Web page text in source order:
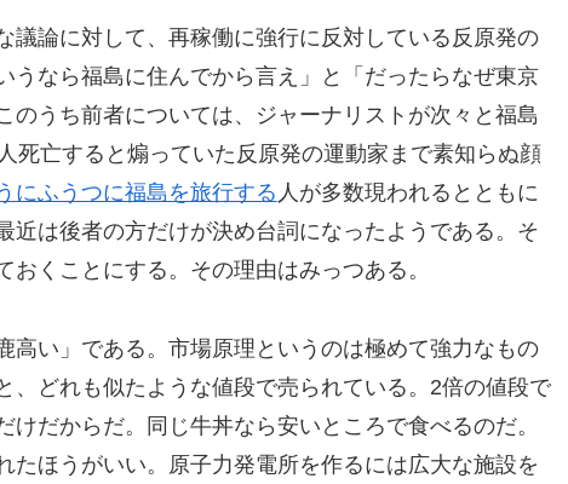
議論に対して、再稼働に強行に反対している反原発の
うなら福島に住んでから言え」と「だったらなぜ東京
のうち前者については、ジャーナリストが次々と福島
死亡すると煽っていた反原発の運動家まで素知らぬ顔
にふうつに福島を旅行する 人が多数現われるとともに
近は後者の方だけが決め台詞になったようである。そ
くことにする。その理由はみっつある。
高い」である。市場原理というのは極めて強力なもの
、どれも似たような値段で売られている。2倍の値段で
だからだ。同じ牛丼なら安いところで食べるのだ。
たほうがいい。原子力発電所を作るには広大な施設を